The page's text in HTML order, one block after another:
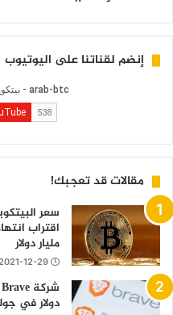
إنضم لقناتنا على اليوتيوب
مقالات قد تعجبك!
مليار دولار
12-29
دولار في